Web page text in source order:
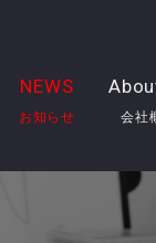
NEWS
お知らせ 会社